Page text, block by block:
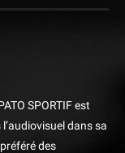
SPORTIF est
dans sa
des